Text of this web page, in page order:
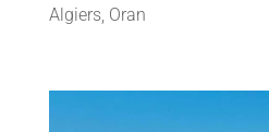
Algiers, Oran